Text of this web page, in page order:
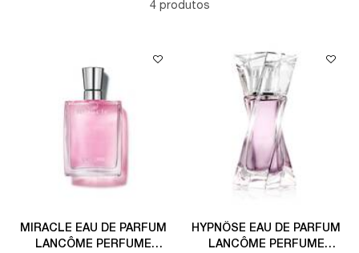
4 produtos
MIRACLE EAU DE PARFUM
LANCÔME PERFUME
HYPNÔSE EAU DE PARFUM
LANCÔME PERFUME